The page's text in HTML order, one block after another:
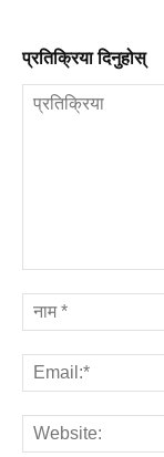
प्रतिक्रिया दिनुहोस्